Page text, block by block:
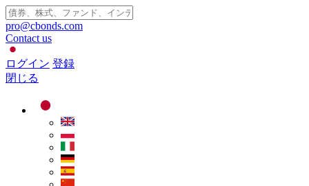
pro@cbonds.com
Contact us
ログイン 登録
閉じる